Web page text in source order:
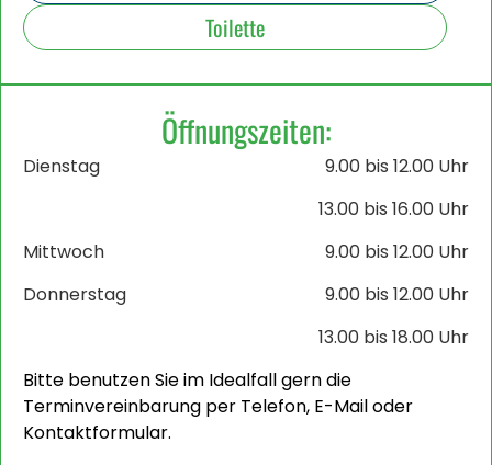
Toilette
Öffnungszeiten:
Dienstag
9.00 bis 12.00 Uhr
13.00 bis 16.00 Uhr
Mittwoch
9.00 bis 12.00 Uhr
Donnerstag
9.00 bis 12.00 Uhr
13.00 bis 18.00 Uhr
Bitte benutzen Sie im Idealfall gern die
Terminvereinbarung per Telefon, E-Mail oder
Kontaktformular.